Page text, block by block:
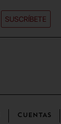
SUSCRÍBETE
CUENTAS